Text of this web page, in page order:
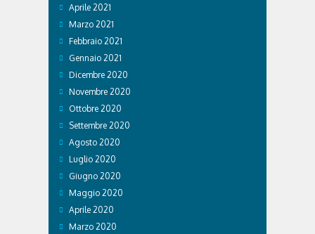
Aprile 2021
Marzo 2021
Febbraio 2021
Gennaio 2021
Dicembre 2020
Novembre 2020
Ottobre 2020
Settembre 2020
Agosto 2020
Luglio 2020
Giugno 2020
Maggio 2020
Aprile 2020
Marzo 2020